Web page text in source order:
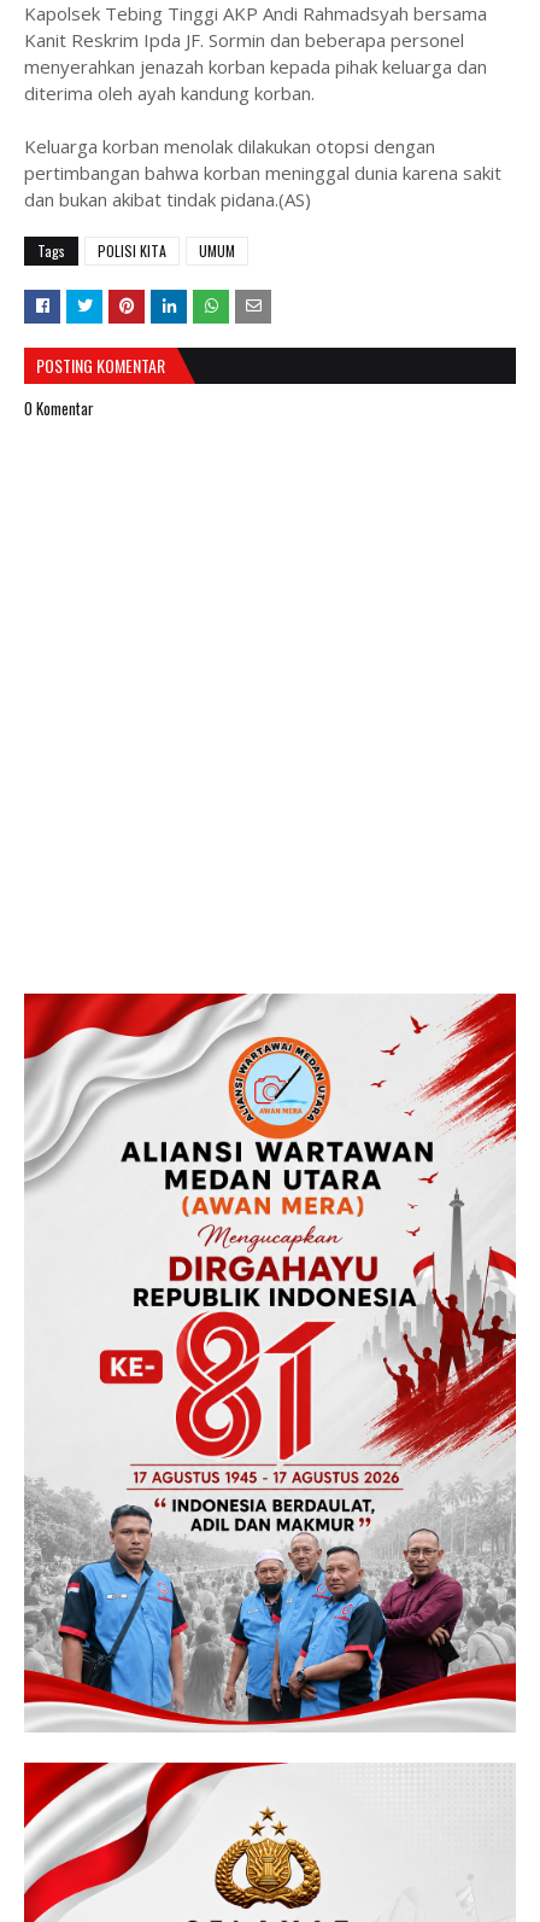
Kapolsek Tebing Tinggi AKP Andi Rahmadsyah bersama
Kanit Reskrim Ipda JF. Sormin dan beberapa personel
menyerahkan jenazah korban kepada pihak keluarga dan
diterima oleh ayah kandung korban.
Keluarga korban menolak dilakukan otopsi dengan
pertimbangan bahwa korban meninggal dunia karena sakit
dan bukan akibat tindak pidana.(AS)
Tags POLISI KITA UMUM
POSTING KOMENTAR
0 Komentar